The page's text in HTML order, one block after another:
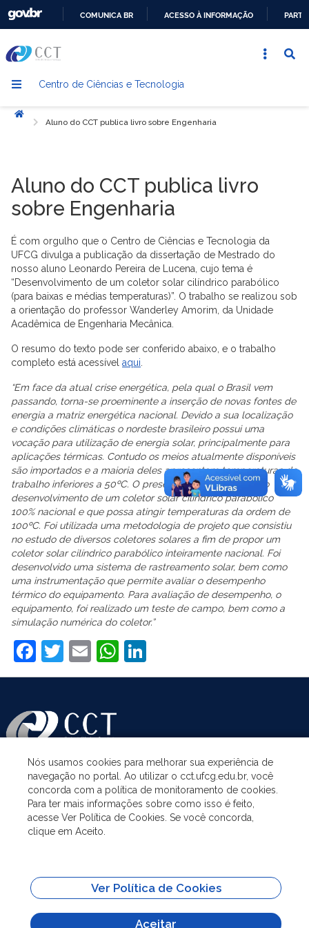
CONTEÚDO
COMUNICA BR ACESSO À INFORMAÇÃO
Centro de Ciências e Tecnologia
Início
Aluno do CCT publica livro sobre Engenharia
Aluno do CCT publica livro
sobre Engenharia
É com orgulho que o Centro de Ciências e Tecnologia da
UFCG divulga a publicação da dissertação de Mestrado do
nosso aluno Leonardo Pereira de Lucena, cujo tema é
“Desenvolvimento de um coletor solar cilíndrico parabólico
(para baixas e médias temperaturas)”. O trabalho se realizou sob
a orientação do professor Wanderley Amorim, da Unidade
Acadêmica de Engenharia Mecânica.
O resumo do texto pode ser conferido abaixo, e o trabalho
completo está acessível aqui
“Em face da atual crise energética, pela qual o Brasil vem
passando, torna-se proeminente a inserção de novas fontes de
energia a matriz energética nacional. Devido a sua localização
e condições climáticas o nordeste brasileiro possui uma
vocação para utilização de energia solar, principalmente para
aplicações térmicas. Contudo os meios atualmente disponíveis
são importados e a maioria deles apresentam temperaturas de
trabalho inferiores a 50ºC. O presente trabalho objetiva o
desenvolvimento de um coletor solar cilíndrico parabólico
100% nacional e que possa atingir temperaturas da ordem de
100ºC. Foi utilizada uma metodologia de projeto que consistiu
no estudo de diversos coletores solares a fim de propor um
coletor solar cilíndrico parabólico inteiramente nacional. Foi
desenvolvido uma sistema de rastreamento solar, bem como
uma instrumentação que permite avaliar o desempenho
térmico do equipamento. Para avaliação de desempenho, o
equipamento, foi realizado um teste de campo, bem como a
simulação numérica do coletor.”
Facebook
Twitter
EmailWhatsApp
ASSUNTOS
ACESSO À INFORMAÇÃO
SITES IMPORTANTES
Nós usamos cookies para melhorar sua experiência de
navegação no portal. Ao utilizar o cct.ufcg.edu.br, você
concorda com a política de monitoramento de cookies.
Para ter mais informações sobre como isso é feito,
acesse Ver Política de Cookies. Se você concorda,
clique em Aceito.
Ver Política de Cookies
Aceitar